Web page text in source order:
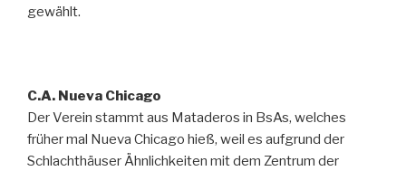
gewählt.
C.A. Nueva Chicago
Der Verein stammt aus Mataderos in BsAs, welches
früher mal Nueva Chicago hieß, weil es aufgrund der
Schlachthäuser Ähnlichkeiten mit dem Zentrum der